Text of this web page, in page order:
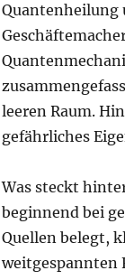
Quantenheilung
leeren Raum.
gefährliches
Was steckt
beginnend bei
Quellen belegt,
weitgespannten